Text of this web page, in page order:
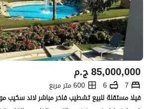
ج.م85,000,000
7
6
600 متر مربع